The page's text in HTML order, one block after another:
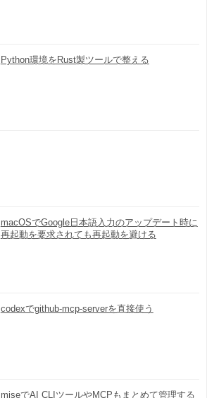
Python環境をRust製ツールで整える
macOSでGoogle日本語入力のアップデート時に
再起動を要求されても再起動を避ける
codexでgithub-mcp-serverを直接使う
miseでAI CLIツールやMCPもまとめて管理する